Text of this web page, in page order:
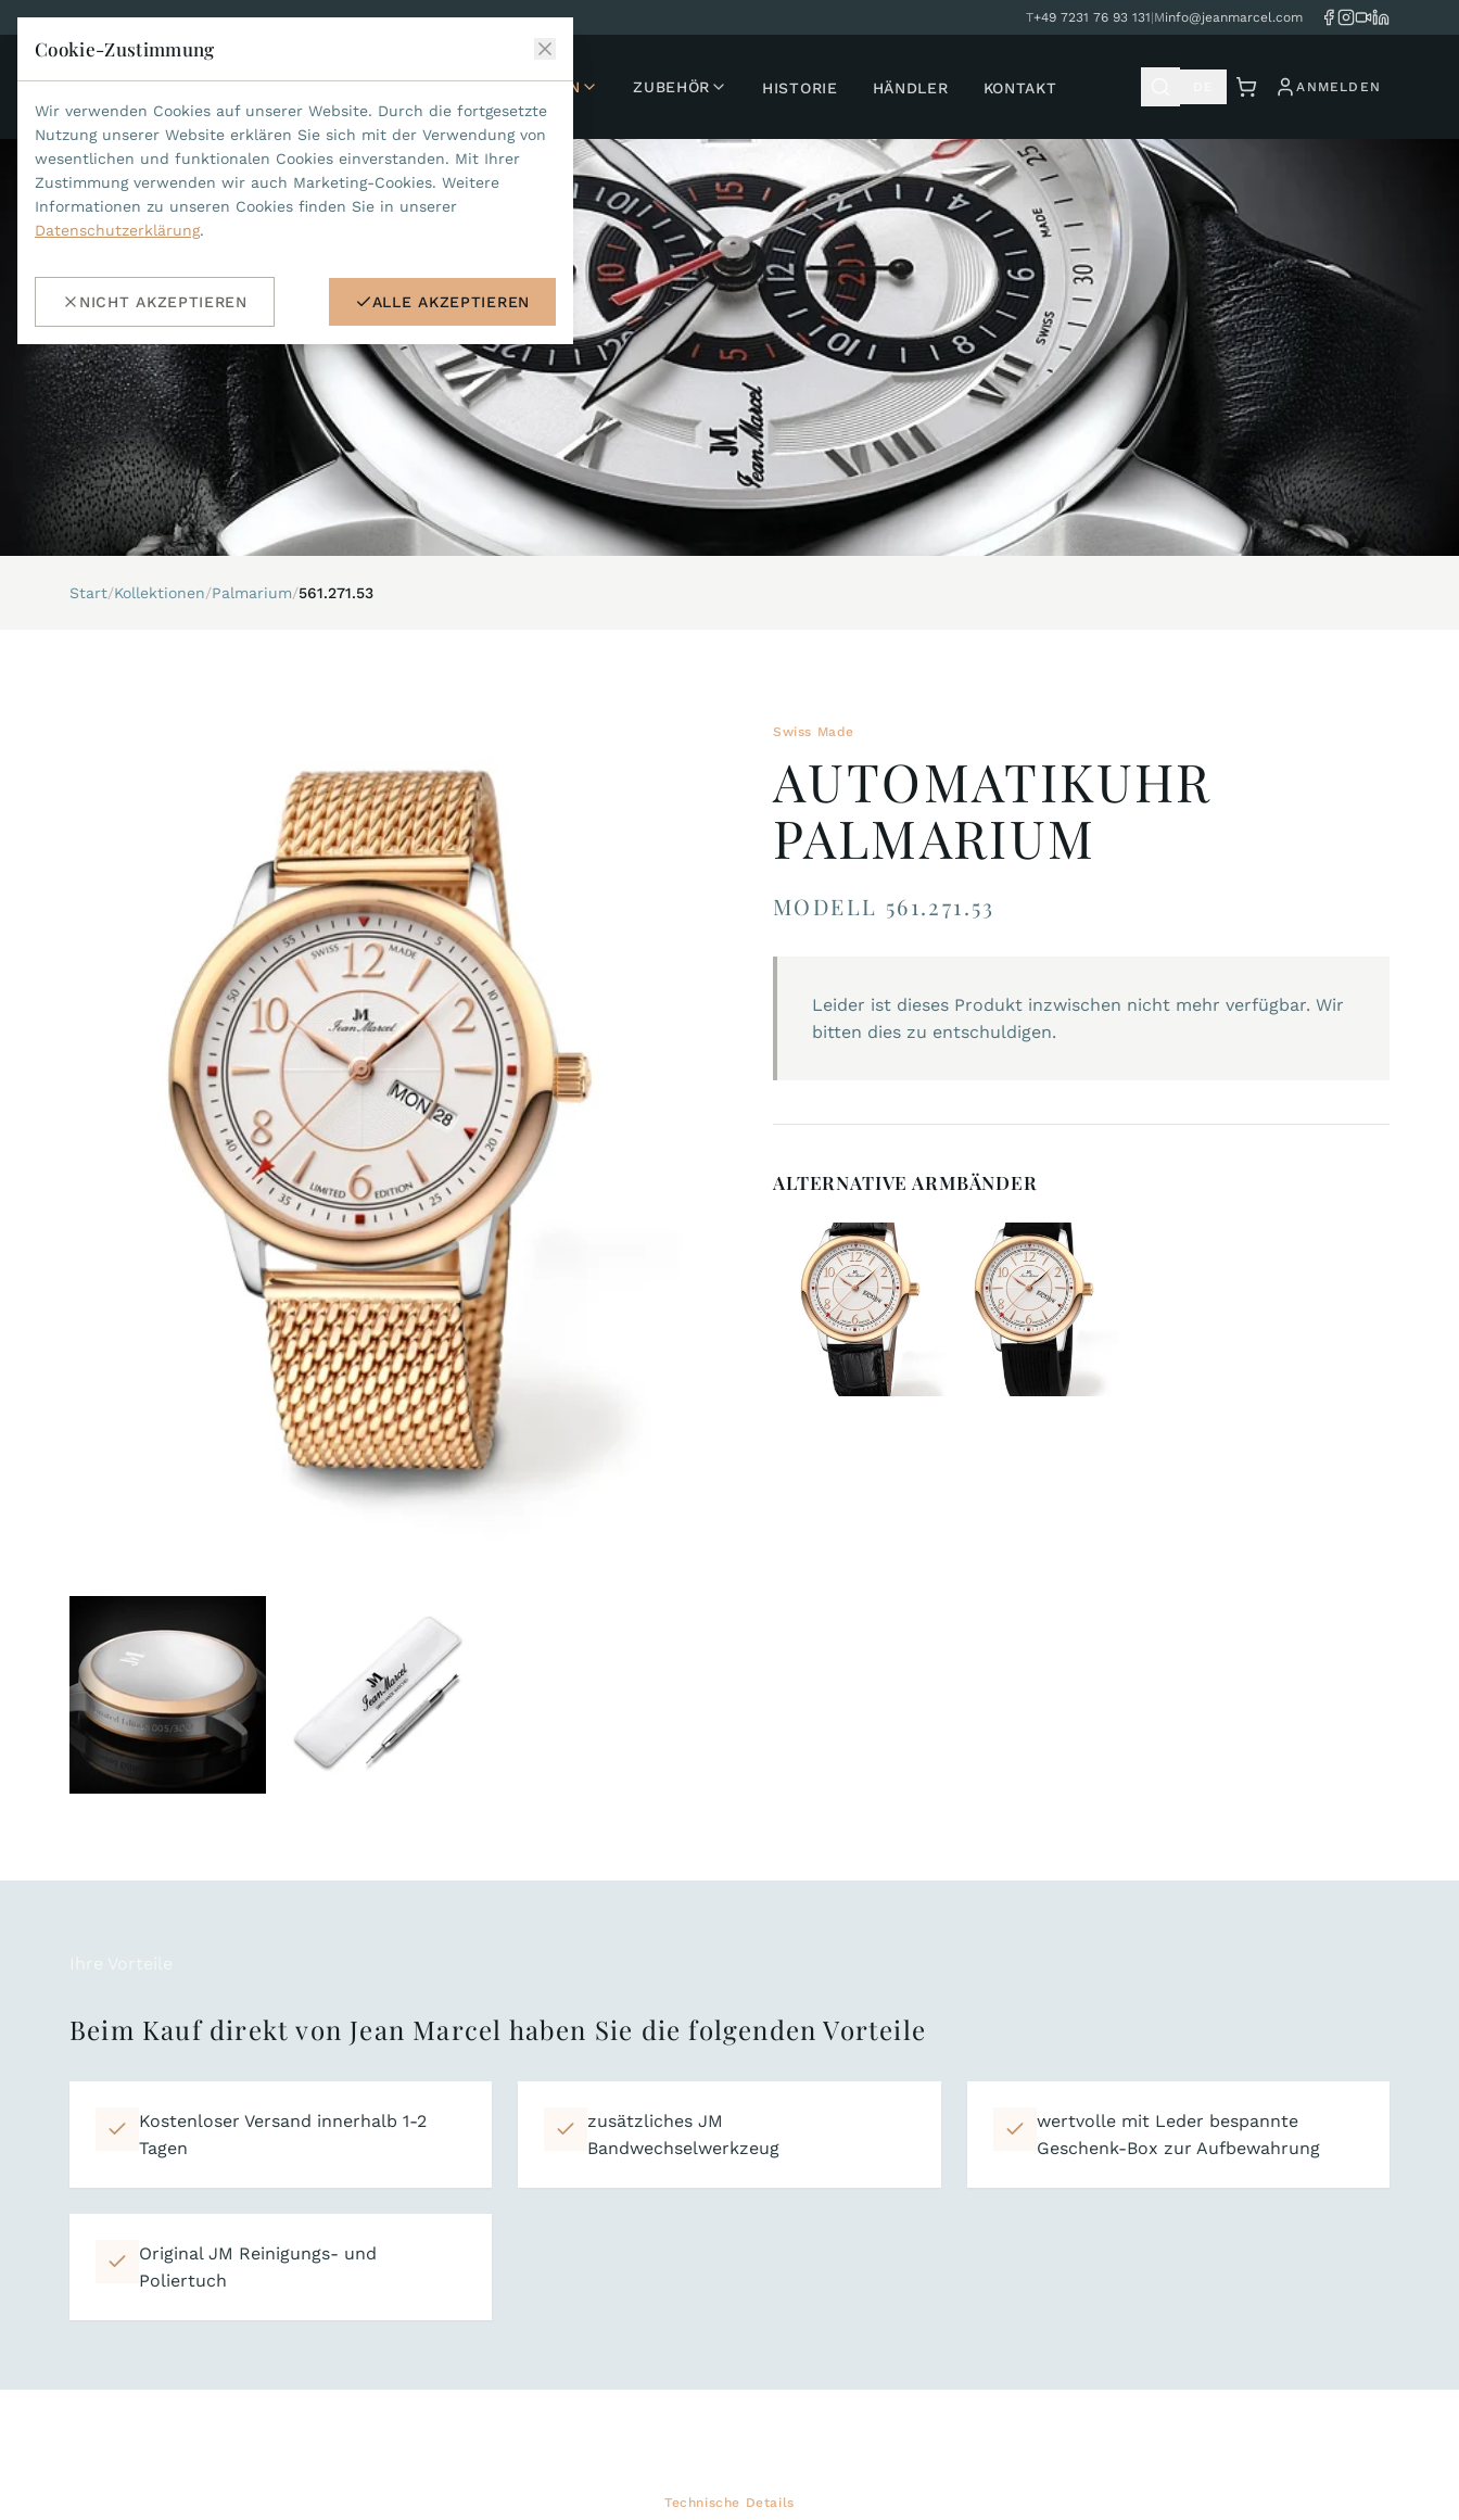
T+49 7231 76 93 131 Minfo@jeanmarcel.com
JEAN MARCEL KOLLEKTIONEN ZUBEHÖR HISTORIE HÄNDLER KONTAKT ANMELDEN
Start/Kollektionen/Palmarium/561.271.53
Swiss Made
AUTOMATIKUHR
PALMARIUM
MODELL 561.271.53
Leider ist dieses Produkt inzwischen nicht mehr verfügbar. Wir
bitten dies zu entschuldigen.
ALTERNATIVE ARMBÄNDER
Beim Kauf direkt von Jean Marcel haben Sie die folgenden Vorteile
Kostenloser Versand innerhalb 1-2
Tagen
zusätzliches JM
Bandwechselwerkzeug
wertvolle mit Leder bespannte
Geschenk-Box zur Aufbewahrung
Original JM Reinigungs- und
Poliertuch
Technische Details
Cookie-Zustimmung
Wir verwenden Cookies auf unserer Website. Durch die fortgesetzte
Nutzung unserer Website erklären Sie sich mit der Verwendung von
wesentlichen und funktionalen Cookies einverstanden. Mit Ihrer
Zustimmung verwenden wir auch Marketing-Cookies. Weitere
Informationen zu unseren Cookies finden Sie in unserer
Datenschutzerklärung.
NICHT AKZEPTIEREN ALLE AKZEPTIEREN